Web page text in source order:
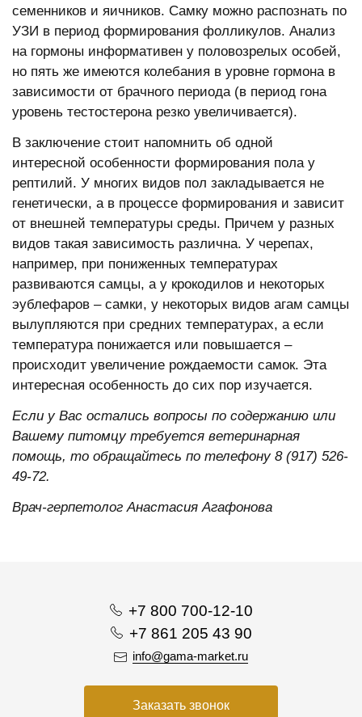
семенников и яичников. Самку можно распознать по
УЗИ в период формирования фолликулов. Анализ
на гормоны информативен у половозрелых особей,
но пять же имеются колебания в уровне гормона в
зависимости от брачного периода (в период гона
уровень тестостерона резко увеличивается).
В заключение стоит напомнить об одной
интересной особенности формирования пола у
рептилий. У многих видов пол закладывается не
генетически, а в процессе формирования и зависит
от внешней температуры среды. Причем у разных
видов такая зависимость различна. У черепах,
например, при пониженных температурах
развиваются самцы, а у крокодилов и некоторых
эублефаров – самки, у некоторых видов агам самцы
вылупляются при средних температурах, а если
температура понижается или повышается –
происходит увеличение рождаемости самок. Эта
интересная особенность до сих пор изучается.
Если у Вас остались вопросы по содержанию или
Вашему питомцу требуется ветеринарная
помощь, то обращайтесь по телефону 8 (917) 526-
49-72.
Врач-герпетолог Анастасия Агафонова
+7 800 700-12-10
+7 861 205 43 90
info@gama-market.ru
Заказать звонок